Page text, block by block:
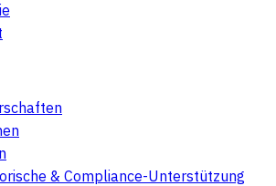
& Compliance-Unterstützung